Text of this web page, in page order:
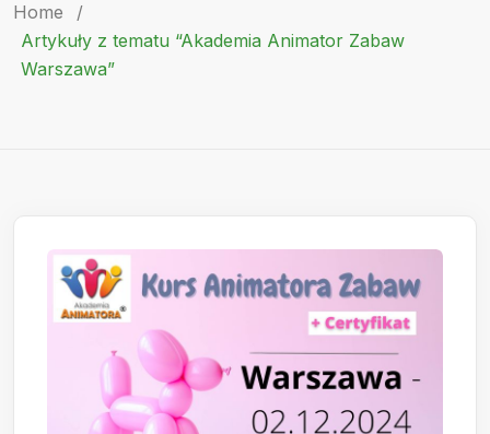
Home
/
Artykuły z tematu “Akademia Animator Zabaw
Warszawa”